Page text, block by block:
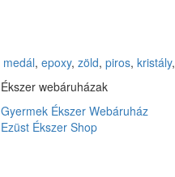
medál, epoxy, zöld, piros, kristály,
Ékszer webáruházak
Gyermek Ékszer Webáruház
Ezüst Ékszer Shop